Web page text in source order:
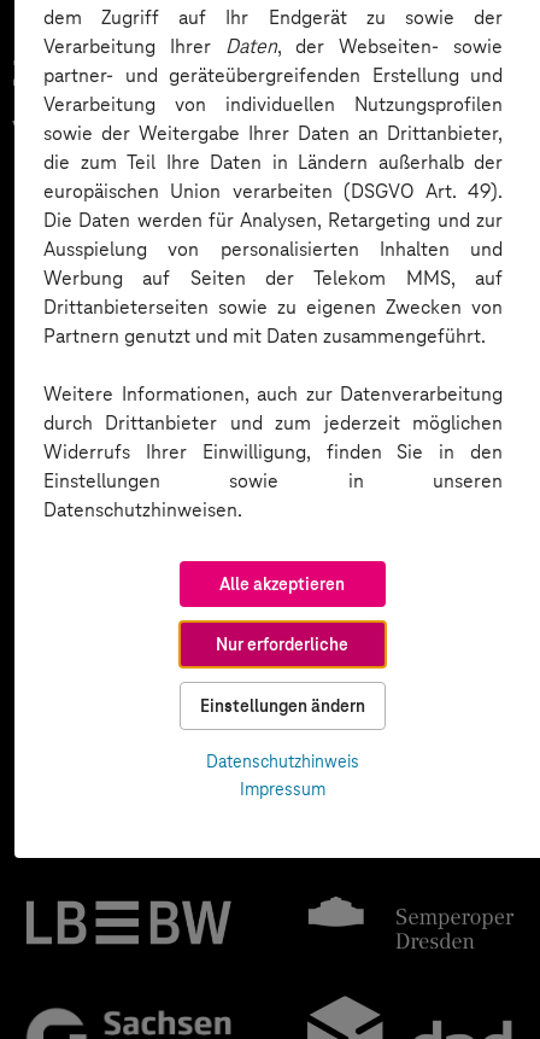
dem Zugriff auf Ihr Endgerät zu sowie der
Verarbeitung Ihrer Daten, der Webseiten- sowie
partner- und geräteübergreifenden Erstellung und
Verarbeitung von individuellen Nutzungsprofilen
sowie der Weitergabe Ihrer Daten an Drittanbieter,
die zum Teil Ihre Daten in Ländern außerhalb der
europäischen Union verarbeiten (DSGVO Art. 49).
Die Daten werden für Analysen, Retargeting und zur
Ausspielung von personalisierten Inhalten und
Werbung auf Seiten der Telekom MMS, auf
Drittanbieterseiten sowie zu eigenen Zwecken von
Partnern genutzt und mit Daten zusammengeführt.
Weitere Informationen, auch zur Datenverarbeitung
durch Drittanbieter und zum jederzeit möglichen
Widerrufs Ihrer Einwilligung, finden Sie in den
Einstellungen sowie in unseren
Datenschutzhinweisen.
Alle akzeptieren
Nur erforderliche
Einstellungen ändern
Datenschutzhinweis
Impressum
Zahlreiche Unternehmen
vertrauen auf unsere
Expertise. Hier eine Auswahl: